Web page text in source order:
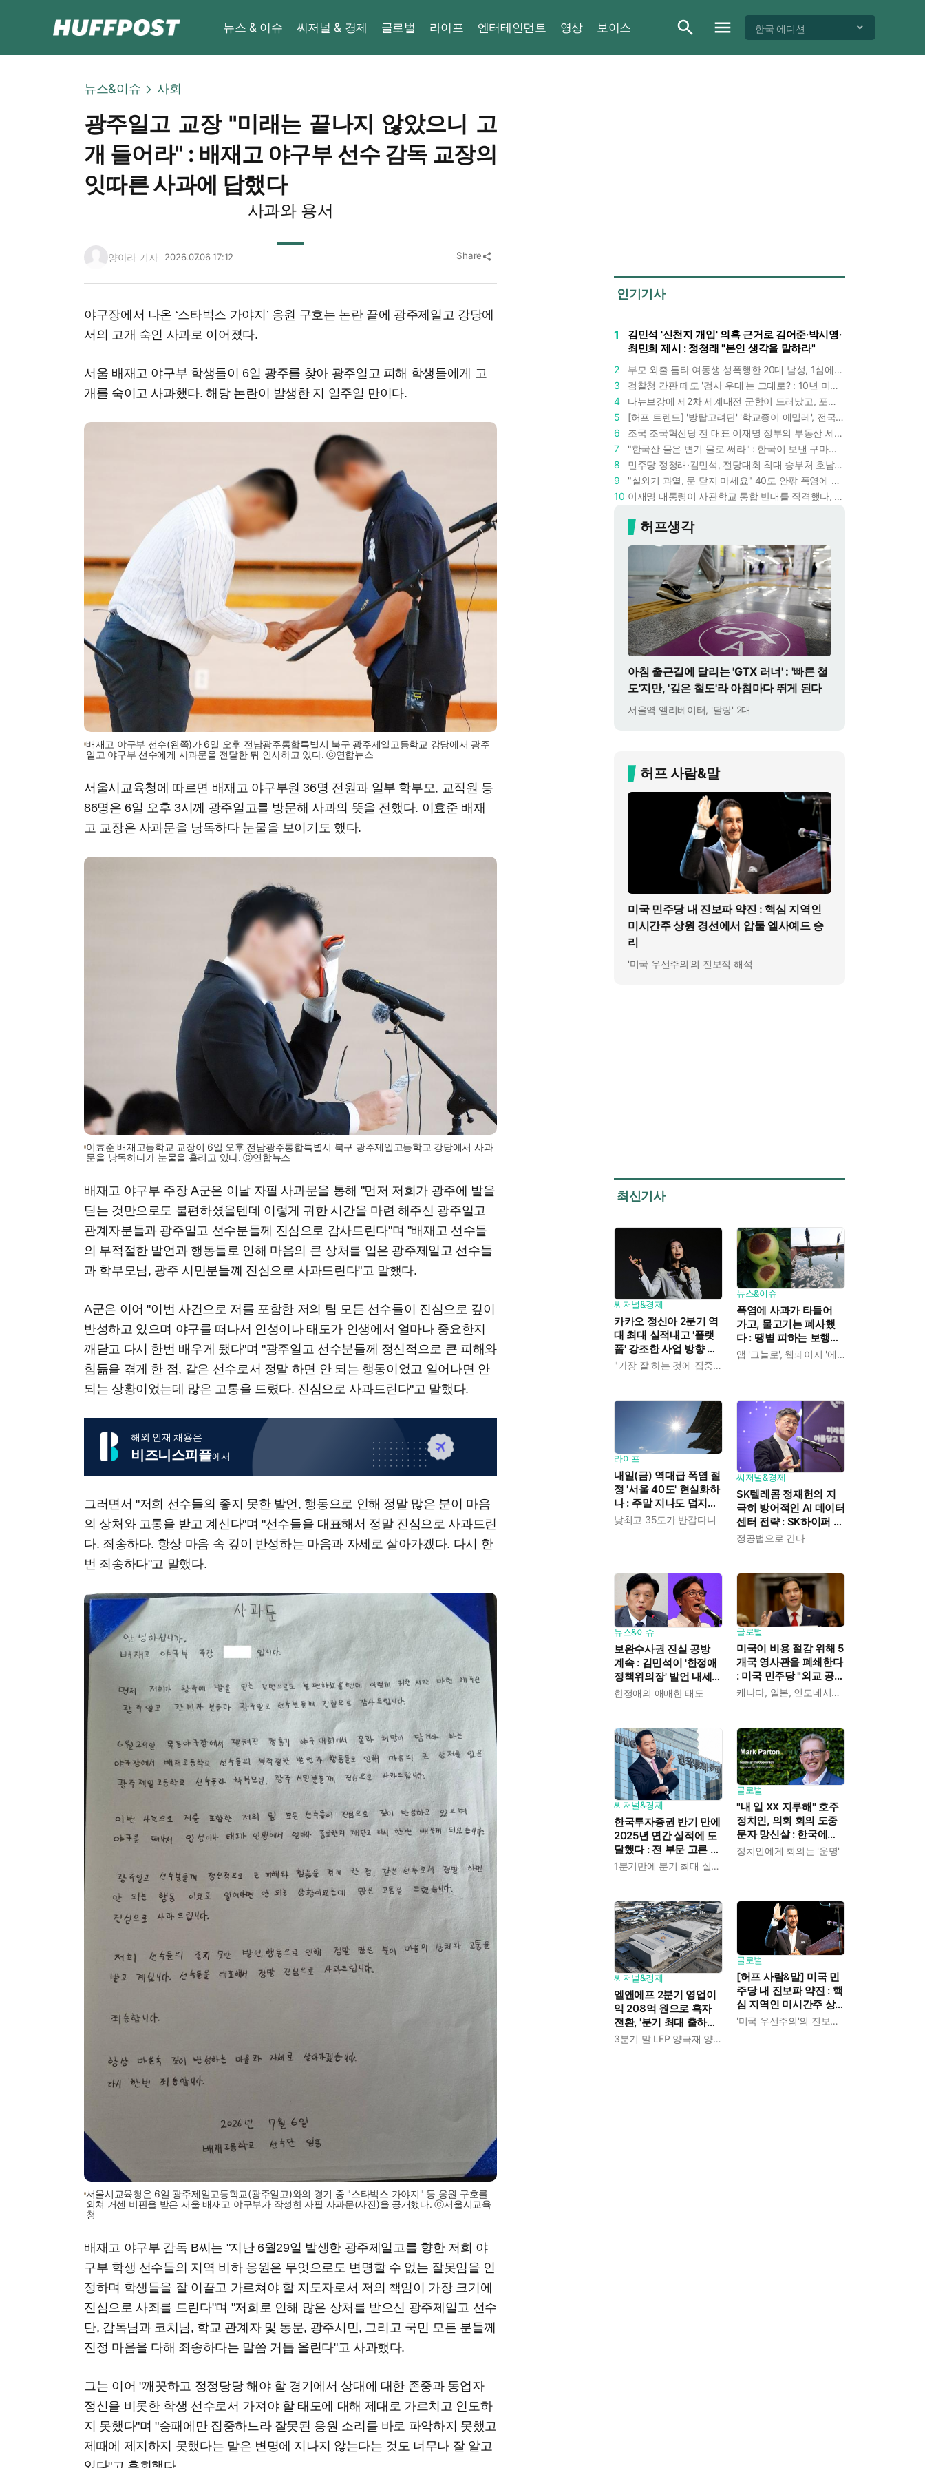
뉴스 & 이슈 씨저널 & 경제 글로벌 라이프 엔터테인먼트 영상 보이스 한국 에디션
뉴스&이슈 사회
광주일고 교장 "미래는 끝나지 않았으니 고
개 들어라" : 배재고 야구부 선수 감독 교장의
잇따른 사과에 답했다
사과와 용서
양아라 기자 2026.07.06 17:12 Share share
야구장에서 나온 ‘스타벅스 가야지’ 응원 구호는 논란 끝에 광주제일고 강당에
서의 고개 숙인 사과로 이어졌다.
서울 배재고 야구부 학생들이 6일 광주를 찾아 광주일고 피해 학생들에게 고
개를 숙이고 사과했다. 해당 논란이 발생한 지 일주일 만이다.
배재고 야구부 선수(왼쪽)가 6일 오후 전남광주통합특별시 북구 광주제일고등학교 강당에서 광주
일고 야구부 선수에게 사과문을 전달한 뒤 인사하고 있다. ⓒ연합뉴스
서울시교육청에 따르면 배재고 야구부원 36명 전원과 일부 학부모, 교직원 등
86명은 6일 오후 3시께 광주일고를 방문해 사과의 뜻을 전했다. 이효준 배재
고 교장은 사과문을 낭독하다 눈물을 보이기도 했다.
이효준 배재고등학교 교장이 6일 오후 전남광주통합특별시 북구 광주제일고등학교 강당에서 사과
문을 낭독하다가 눈물을 흘리고 있다. ⓒ연합뉴스
배재고 야구부 주장 A군은 이날 자필 사과문을 통해 "먼저 저희가 광주에 발을
딛는 것만으로도 불편하셨을텐데 이렇게 귀한 시간을 마련 해주신 광주일고
관계자분들과 광주일고 선수분들께 진심으로 감사드린다"며 "배재고 선수들
의 부적절한 발언과 행동들로 인해 마음의 큰 상처를 입은 광주제일고 선수들
과 학부모님, 광주 시민분들꼐 진심으로 사과드린다"고 말했다.
A군은 이어 "이번 사건으로 저를 포함한 저의 팀 모든 선수들이 진심으로 깊이
반성하고 있으며 야구를 떠나서 인성이나 태도가 인생에서 얼마나 중요한지
깨닫고 다시 한번 배우게 됐다"며 "광주일고 선수분들께 정신적으로 큰 피해와
힘듦을 겪게 한 점, 같은 선수로서 정말 하면 안 되는 행동이었고 일어나면 안
되는 상황이었는데 많은 고통을 드렸다. 진심으로 사과드린다"고 말했다.
해외 인재 채용은
비즈니스피플에서
그러면서 "저희 선수들의 좋지 못한 발언, 행동으로 인해 정말 많은 분이 마음
의 상처와 고통을 받고 계신다"며 "선수들을 대표해서 정말 진심으로 사과드린
다. 죄송하다. 항상 마음 속 깊이 반성하는 마음과 자세로 살아가겠다. 다시 한
번 죄송하다"고 말했다.
서울시교육청은 6일 광주제일고등학교(광주일고)와의 경기 중 "스타벅스 가야지" 등 응원 구호를
외쳐 거센 비판을 받은 서울 배재고 야구부가 작성한 자필 사과문(사진)을 공개했다. ⓒ서울시교육
청
배재고 야구부 감독 B씨는 "지난 6월29일 발생한 광주제일고를 향한 저희 야
구부 학생 선수들의 지역 비하 응원은 무엇으로도 변명할 수 없는 잘못임을 인
정하며 학생들을 잘 이끌고 가르쳐야 할 지도자로서 저의 책임이 가장 크기에
진심으로 사죄를 드린다"며 "저희로 인해 많은 상처를 받으신 광주제일고 선수
단, 감독님과 코치님, 학교 관계자 및 동문, 광주시민, 그리고 국민 모든 분들께
진정 마음을 다해 죄송하다는 말씀 거듭 올린다"고 사과했다.
그는 이어 "깨끗하고 정정당당 해야 할 경기에서 상대에 대한 존중과 동업자
정신을 비롯한 학생 선수로서 가져야 할 태도에 대해 제대로 가르치고 인도하
지 못했다"며 "승패에만 집중하느라 잘못된 응원 소리를 바로 파악하지 못했고
제때에 제지하지 못했다는 말은 변명에 지나지 않는다는 것도 너무나 잘 알고
인기기사
1
김민석 '신천지 개입' 의혹 근거로 김어준·박시영·
최민희 제시 : 정청래 "본인 생각을 말하라"
2
부모 외출 틈타 여동생 성폭행한 20대 남성, 1심에서 5년형 선고 : 친족 간 '암수범죄'의 심각성
3
검찰청 간판 떼도 '검사 우대'는 그대로? : 10년 미만 검사는 중수청 4급 수사관으로 직행한다
4
다뉴브강에 제2차 세계대전 군함이 드러났고, 포항 수돗물은 갑자기 짜졌다 : 폭염·가뭄이 만든 낯선 풍경
5
[허프 트렌드] '방탑고려단' '학교종이 에밀레', 전국 275팀 몰린 2026년 국립중앙박물관 분장대회 : 숨은 실력자들 나온다
6
조국 조국혁신당 전 대표 이재명 정부의 부동산 세제개편안 비판했다 : '공공주택 대전환' 촉구
7
"한국산 물은 변기 물로 써라" : 한국이 보낸 구마모토 지진 구호품에 한 일본인이 보인 반응
8
민주당 정청래·김민석, 전당대회 최대 승부처 호남 표심잡기 총력 : 격차 10%p 안이냐, 밖이냐
9
"실외기 과열, 문 닫지 마세요" 40도 안팎 폭염에 쉼 없이 도는 에어컨 : 화재 위험 경고등!
10
이재명 대통령이 사관학교 통합 반대를 직격했다, "세 번이나 군사 쿠데타 했는데 압도적 지위"
허프생각
아침 출근길에 달리는 'GTX 러너' : '빠른 철
도'지만, '깊은 철도'라 아침마다 뛰게 된다
서울역 엘리베이터, '달랑' 2대
허프 사람&말
미국 민주당 내 진보파 약진 : 핵심 지역인
미시간주 상원 경선에서 압둘 엘사예드 승
리
'미국 우선주의'의 진보적 해석
최신기사
씨저널&경제
카카오 정신아 2분기 역
대 최대 실적내고 '플랫
폼' 강조한 사업 방향 발
표 : "쿠팡이츠 들여오고,"가장 잘 하는 것에 집중하겠다"
뉴스&이슈
폭염에 사과가 타들어
가고, 물고기는 폐사했
다 : 땡볕 피하는 보행길,
에어컨 정거장을 찾아 앱 '그늘로', 웹페이지 '에어컨 정거장'
라이프
내일(금) 역대급 폭염 절
정 '서울 40도' 현실화하
나 : 주말 지나도 덥지만
'최고 35도'로 수그러든
낮최고 35도가 반갑다니
씨저널&경제
SK텔레콤 정재헌의 지
극히 방어적인 AI 데이터
센터 전략 : SK하이퍼 통
한 리스크 분산에 "가져
정공법으로 간다
뉴스&이슈
보완수사권 진실 공방
계속 : 김민석이 '한정애
정책위의장' 발언 내세우
자, '사무총장 조승래'는
한정애의 애매한 태도
글로벌
미국이 비용 절감 위해 5
개국 영사관을 폐쇄한다
: 미국 민주당 "외교 공백
에 중국이 파고들 수 있캐나다, 일본, 인도네시아, 카메룬, 그레나다
씨저널&경제
한국투자증권 반기 만에
2025년 연간 실적에 도
달했다 : 전 부문 고른 성
장으로 상반기 영업이익1분기만에 분기 최대 실적 경신
글로벌
"내 일 XX 지루해" 호주
정치인, 의회 회의 도중
문자 망신살 : 한국에도
이런 '사고' 많았지
정치인에게 회의는 '운명'
씨저널&경제
엘앤에프 2분기 영업이
익 208억 원으로 흑자
전환, '분기 최대 출하량'
찍고 LFP 양극재 북미 3분기 말 LFP 양극재 양산 돌입
글로벌
[허프 사람&말] 미국 민
주당 내 진보파 약진 : 핵
심 지역인 미시간주 상
원 경선에서 압둘 엘사'미국 우선주의'의 진보적 해석